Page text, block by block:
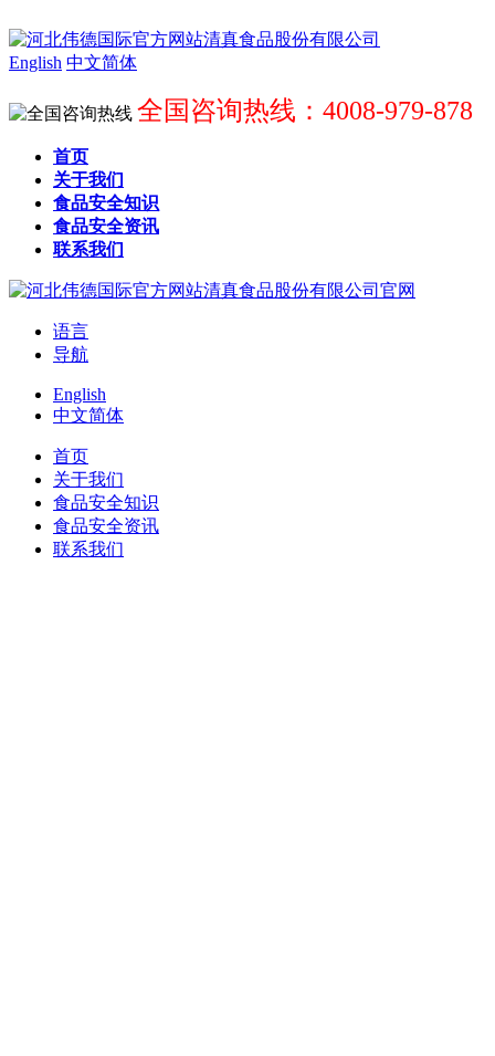
English 中文简体
全国咨询热线：4008-979-878
首页
关于我们
食品安全知识
食品安全资讯
联系我们
语言
导航
English
中文简体
首页
关于我们
食品安全知识
食品安全资讯
联系我们